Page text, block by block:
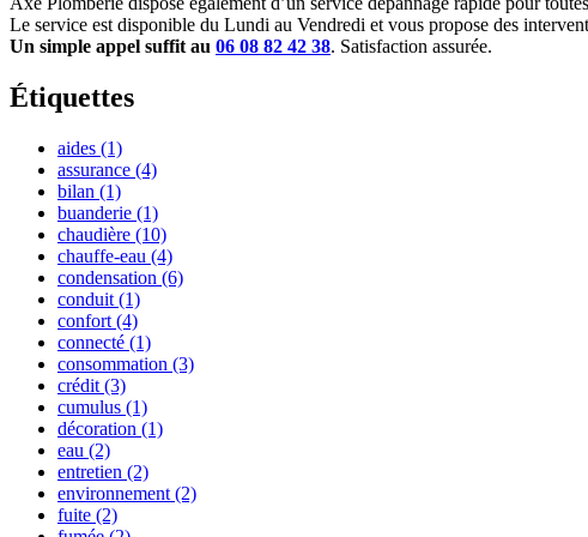
Le service est disponible du Lundi au Vendredi et vous propose des
Un simple appel suffit au 06 08 82 42 38. Satisfaction assurée.
Étiquettes
aides (1)
assurance (4)
bilan (1)
buanderie (1)
chaudière (10)
chauffe-eau (4)
condensation (6)
conduit (1)
confort (4)
connecté (1)
consommation (3)
crédit (3)
cumulus (1)
décoration (1)
eau (2)
entretien (2)
environnement (2)
fuite (2)